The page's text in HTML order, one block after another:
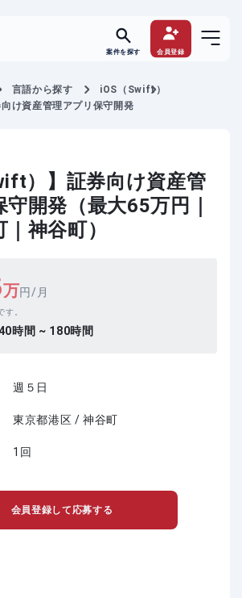
案件を探す 会員登録
言語から探す
iOS（Swift）
け資産管理アプリ保守開発
）】証券向け資産管
開発（最大65万円｜
神谷町）
万円/月
す。
時間 ~ 180時間
週５日
東京都港区 / 神谷町
1回
会員登録して応募する